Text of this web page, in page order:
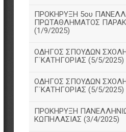
ΠΡΟΚΗΡΥΞΗ 5ου
ΠΡΩΤΑΘΛΗΜΑΤΟΣ
(1/9/2025)
ΟΔΗΓΟΣ ΣΠΟΥΔΩΝ
Γ΄ΚΑΤΗΓΟΡΙΑΣ (5/5/2025)
ΟΔΗΓΟΣ ΣΠΟΥΔΩΝ
Γ΄ΚΑΤΗΓΟΡΙΑΣ (5/5/2025)
ΠΡΟΚΗΡΥΞΗ
ΚΩΠΗΛΑΣΙΑΣ (3/4/2025)